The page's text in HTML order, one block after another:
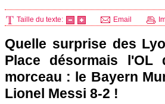
Taille du texte: Email
Quelle surprise des
Place désormais
morceau : le Bayern
Lionel Messi 8-2 !